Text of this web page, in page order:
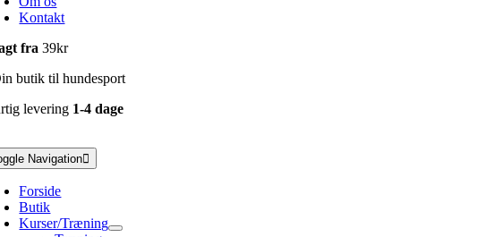
Kontakt
fra39kr
butik til hundesport
levering 1-4 dage
Navigation
Forside
Butik
Kurser/Træning